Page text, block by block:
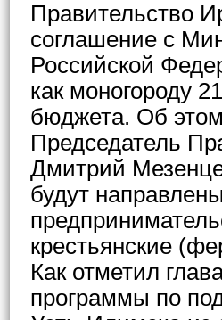
Правительство
соглашение с
Российской
как моногороду
бюджета. Об
Председатель
Дмитрий
будут
крестьянские
Как отметил
программы по